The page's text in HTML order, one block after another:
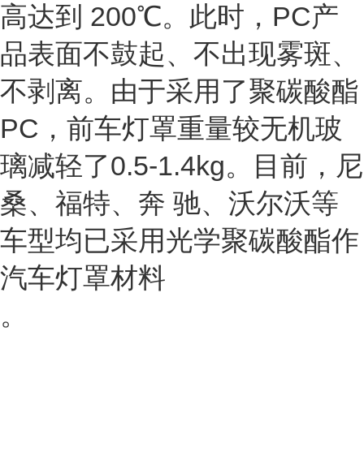
高达到 200℃。此时，PC产
品表面不鼓起、不出现雾斑、
不剥离。由于采用了聚碳酸酯
PC，前车灯罩重量较无机玻
璃减轻了0.5-1.4kg。目前，尼
桑、福特、奔 驰、沃尔沃等
车型均已采用光学聚碳酸酯作
汽车灯罩材料
。